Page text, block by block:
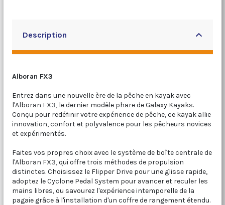
Description
Alboran FX3
Entrez dans une nouvelle ère de la pêche en kayak avec
l'Alboran FX3, le dernier modèle phare de Galaxy Kayaks.
Conçu pour redéfinir votre expérience de pêche, ce kayak allie
innovation, confort et polyvalence pour les pêcheurs novices
et expérimentés.
Faites vos propres choix avec le système de boîte centrale de
l'Alboran FX3, qui offre trois méthodes de propulsion
distinctes. Choisissez le Flipper Drive pour une glisse rapide,
adoptez le Cyclone Pedal System pour avancer et reculer les
mains libres, ou savourez l'expérience intemporelle de la
pagaie grâce à l'installation d'un coffre de rangement étendu.